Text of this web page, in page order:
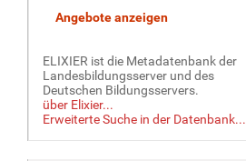
ELIXIER ist die Metadatenbank der
Landesbildungsserver und des
Deutschen Bildungsservers.
über Elixier...
Erweiterte Suche in der Datenbank...